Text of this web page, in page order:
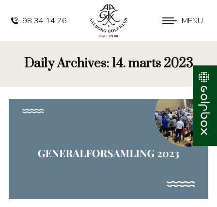
MENU
98 34 14 76
Daily Archives: 14. marts 2023